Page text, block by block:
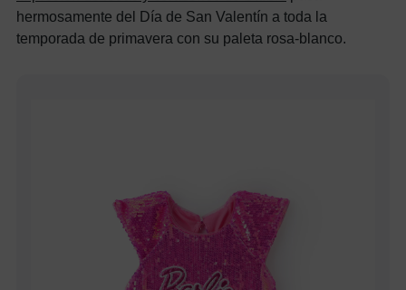
hermosamente del Día de San Valentín a toda la
temporada de primavera con su paleta rosa-blanco.